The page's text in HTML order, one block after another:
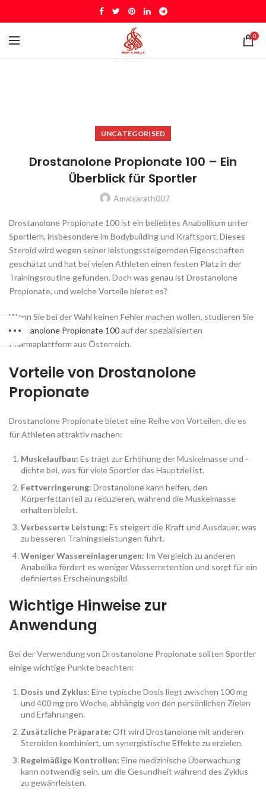
0
UNCATEGORISED
Drostanolone Propionate 100 – Ein
Überblick für Sportler
Amalsarath007
Drostanolone Propionate 100 ist ein beliebtes Anabolikum unter
Sportlern, insbesondere im Bodybuilding und Kraftsport. Dieses
Steroid wird wegen seiner leistungssteigernden Eigenschaften
geschätzt und hat bei vielen Athleten einen festen Platz in der
Trainingsroutine gefunden. Doch was genau ist Drostanolone
Propionate, und welche Vorteile bietet es?
Wenn Sie bei der Wahl keinen Fehler machen wollen, studieren Sie
Drostanolone Propionate 100auf der spezialisierten
Pharmaplattform aus Österreich.
Vorteile von Drostanolone
Propionate
Drostanolone Propionate bietet eine Reihe von Vorteilen, die es
für Athleten attraktiv machen:
Muskelaufbau: Es trägt zur Erhöhung der Muskelmasse und -
dichte bei, was für viele Sportler das Hauptziel ist.
Fettverringerung: Drostanolone kann helfen, den
Körperfettanteil zu reduzieren, während die Muskelmasse
erhalten bleibt.
Verbesserte Leistung: Es steigert die Kraft und Ausdauer, was
zu besseren Trainingsleistungen führt.
Weniger Wassereinlagerungen: Im Vergleich zu anderen
Anabolika fördert es weniger Wasserretention und sorgt für ein
definiertes Erscheinungsbild.
Wichtige Hinweise zur
Anwendung
Bei der Verwendung von Drostanolone Propionate sollten Sportler
einige wichtige Punkte beachten:
Dosis und Zyklus: Eine typische Dosis liegt zwischen 100 mg
und 400 mg pro Woche, abhängig von den persönlichen Zielen
und Erfahrungen.
Zusätzliche Präparate: Oft wird Drostanolone mit anderen
Steroiden kombiniert, um synergistische Effekte zu erzielen.
Regelmäßige Kontrollen: Eine medizinische Überwachung
kann notwendig sein, um die Gesundheit während des Zyklus
zu gewährleisten.